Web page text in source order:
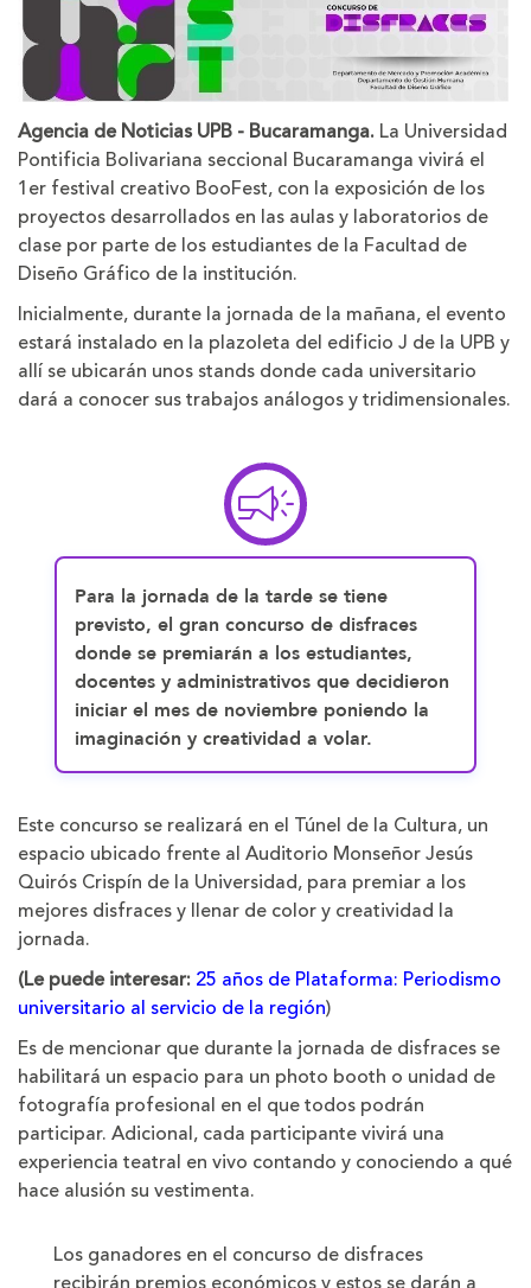
Agencia de Noticias UPB - Bucaramanga. La Universidad
Pontificia Bolivariana seccional Bucaramanga vivirá el
1er festival creativo BooFest, con la exposición de los
proyectos desarrollados en las aulas y laboratorios de
clase por parte de los estudiantes de la Facultad de
Diseño Gráfico de la institución.
Inicialmente, durante la jornada de la mañana, el evento
estará instalado en la plazoleta del edificio J de la UPB y
allí se ubicarán unos stands donde cada universitario
dará a conocer sus trabajos análogos y tridimensionales.
Para la jornada de la tarde se tiene
previsto, el gran concurso de disfraces
donde se premiarán a los estudiantes,
docentes y administrativos que decidieron
iniciar el mes de noviembre poniendo la
imaginación y creatividad a volar.
Este concurso se realizará en el Túnel de la Cultura, un
espacio ubicado frente al Auditorio Monseñor Jesús
Quirós Crispín de la Universidad, para premiar a los
mejores disfraces y llenar de color y creatividad la
jornada.
(Le puede interesar: 25 años de Plataforma: Periodismo
universitario al servicio de la región)
Es de mencionar que durante la jornada de disfraces se
habilitará un espacio para un photo booth o unidad de
fotografía profesional en el que todos podrán
participar. Adicional, cada participante vivirá una
experiencia teatral en vivo contando y conociendo a qué
hace alusión su vestimenta.
Los ganadores en el concurso de disfraces